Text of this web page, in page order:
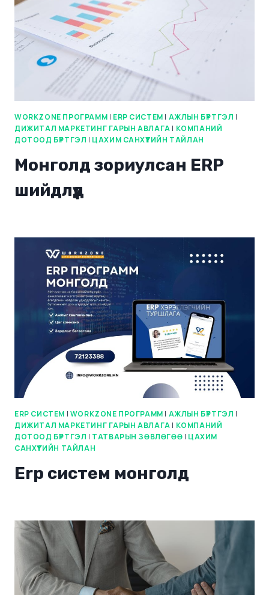
WORKZONE ПРОГРАММ | ERP СИСТЕМ | АЖЛЫН БҮРТГЭЛ |
ДИЖИТАЛ МАРКЕТИНГ ГАРЫН АВЛАГА | КОМПАНИЙ
ДОТООД БҮРТГЭЛ | ЦАХИМ САНХҮҮГИЙН ТАЙЛАН
Монголд зориулсан ERP
шийдлүүд
ERP СИСТЕМ | WORKZONE ПРОГРАММ | АЖЛЫН БҮРТГЭЛ |
ДИЖИТАЛ МАРКЕТИНГ ГАРЫН АВЛАГА | КОМПАНИЙ
ДОТООД БҮРТГЭЛ | ТАТВАРЫН ЗӨВЛӨГӨӨ | ЦАХИМ
САНХҮҮГИЙН ТАЙЛАН
Erp систем монголд